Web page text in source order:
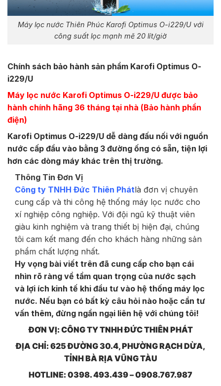
Máy lọc nước Thiên Phúc Karofi Optimus O-i229/U với
công suất lọc mạnh mẽ 20 lít/giờ
Chính sách bảo hành sản phẩm Karofi Optimus O-
i229/U
Máy lọc nước Karofi Optimus O-i229/U được bảo
hành chính hãng 36 tháng tại nhà (Bảo hành phần
điện)
Karofi Optimus O-i229/U dễ dàng đấu nối với nguồn
nước cấp đầu vào bằng 3 đường ống có sẵn, tiện lợi
hơn các dòng máy khác trên thị trường.
Thông Tin Đơn Vị
Công ty TNHH Đức Thiên Phátlà đơn vị chuyên
cung cấp và thi công hệ thống máy lọc nước cho
xí nghiệp công nghiệp. Với đội ngũ kỹ thuật viên
giàu kinh nghiệm và trang thiết bị hiện đại, chúng
tôi cam kết mang đến cho khách hàng những sản
phẩm chất lượng nhất.
Hy vọng bài viết trên đã cung cấp cho bạn cái
nhìn rõ ràng về tầm quan trọng của nước sạch
và lợi ích kinh tế khi đầu tư vào hệ thống máy lọc
nước. Nếu bạn có bất kỳ câu hỏi nào hoặc cần tư
vấn thêm, đừng ngần ngại liên hệ với chúng tôi!
ĐƠN VỊ: CÔNG TY TNHH ĐỨC THIÊN PHÁT
ĐỊA CHỈ: 625 ĐƯỜNG 30.4, PHƯỜNG RẠCH DỪA,
TỈNH BÀ RỊA VŨNG TÀU
HOTLINE: 0398. 493.439 – 0908.767.987